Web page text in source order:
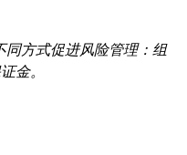
方式促进风险管理：组
金。